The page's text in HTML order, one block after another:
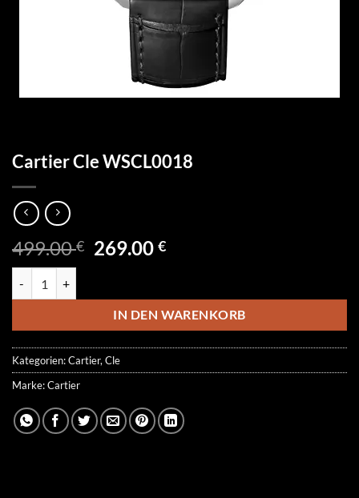
Cartier Cle WSCL0018
499.00€ Ursprünglicher
499.00 €
269.00€Aktueller
269.00 €.
IN DEN WARENKORB
Kategorien:Cartier, Cle
Marke:Cartier